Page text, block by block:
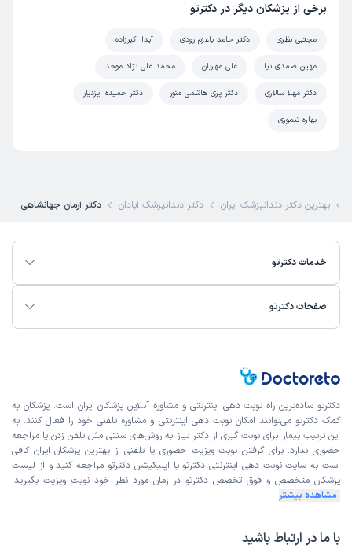
برخی از پزشکان دیگر در دکترتو
مجتبی نظری دکتر حامد باعزم رودی آیدا اکبرزاده
مهین صمدی نیا علی مهربان محمد علی نژاد موحد
دکتر مهلا سالاری دکتر پری هاشمی منور دکتر حمیده ایزدیار
بهاره تیموری
بهترین دکتر دندانپزشک ایران دکتر دندانپزشک آبادان دکتر آرمان جهانشاهی
خدمات دکترتو
صفحات دکترتو
دکترتو ساده‌ترین راه نوبت‌ دهی اینترنتی و مشاوره آنلاین پزشکان ایران است. پزشکان به
کمک دکترتو می‌توانند امکان نوبت دهی اینترنتی و مشاوره تلفنی خود را فعال کنند. به
این ترتیب بیمار برای نوبت گیری از دکتر نیاز به روش‌های سنتی مثل تلفن زدن یا مراجعه
حضوری ندارد. برای گرفتن نوبت ویزیت حضوری یا تلفنی از بهترین پزشکان ایران کافی
است به سایت نوبت دهی اینترنتی دکترتو یا اپلیکیشن دکترتو مراجعه کنید و از لیست
پزشکان متخصص و فوق تخصص دکترتو در زمان مورد نظر خود نوبت ویزیت بگیرید.
مشاهده بیشتر
با ما در ارتباط باشید